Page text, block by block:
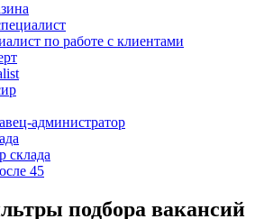
по работе с клиентами
администратор
склада
45
подбора вакансий